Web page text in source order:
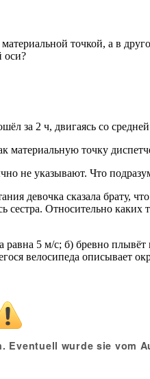
точкой, а в
оси?
за 2 ч, двигаясь со
точку
не указывают. Что
девочка сказала брату,
Относительно каких
равна 5 м/с; б) бревно
велосипеда описывает